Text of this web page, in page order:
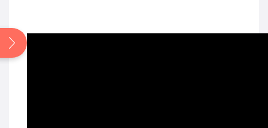
Search
for: